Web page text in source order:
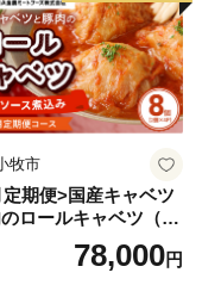
牧市
期便>国産キャベツ
ロールキャベツ（4P
78,000円